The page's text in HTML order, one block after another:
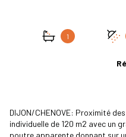
1
DIJON/CHENOVE: Proximité
individuelle de 120 m2 avec un